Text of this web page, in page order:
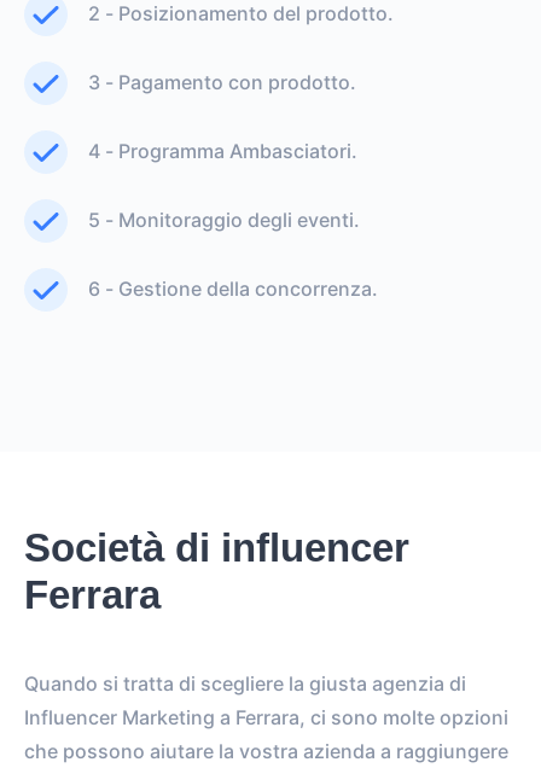
2 - Posizionamento del prodotto.
3 - Pagamento con prodotto.
4 - Programma Ambasciatori.
5 - Monitoraggio degli eventi.
6 - Gestione della concorrenza.
Società di influencer
Ferrara
Quando si tratta di scegliere la giusta agenzia di
Influencer Marketing a Ferrara, ci sono molte opzioni
che possono aiutare la vostra azienda a raggiungere